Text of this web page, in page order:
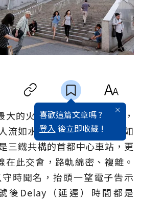
喜歡這篇文章嗎 ?
登入 後立即收藏 !
大的火車站首爾站人潮密織，
流如水但穿梭順暢。首爾站如
三鐵共構的首都中心車站，更
在此交會，路軌綿密、複雜。
時聞名，抬頭一望電子告示
後Delay（延遲）時間都是